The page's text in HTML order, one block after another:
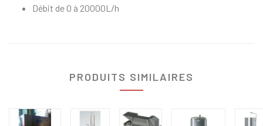
Débit de 0 à 20000L/h
PRODUITS SIMILAIRES